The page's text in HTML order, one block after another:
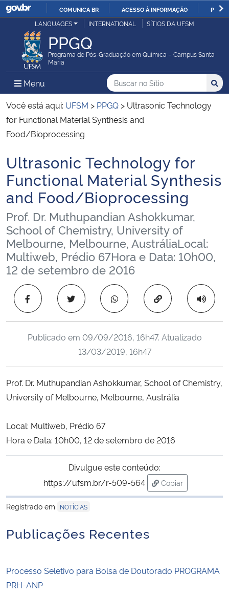
IR
O
COMUNICA BR ACESSO À INFORMAÇÃO
Ministério da Justiça e Segurança Pública
Ministério da Defesa
Ministério das Relações Exteriores
Ministério da Economia
Ministério da Infraestrutura
Ministério da Agricultura, Pecuária e Abastecimento
Ministério da Educação
Ministério da Cidadania
Ministério da Saúde
Ministério de Minas e Energia
Ministério da Ciência, Tecnologia, Inovações e Comunicações
Ministério do Desenvolvimento Regional
Controladoria-Geral da União
Ministério da Mulher, da Família e dos Direitos Humanos
Secretaria-Geral
Secretaria de Governo
Gabinete de Segurança Institucional
Banco Central do Brasil
LANGUAGES INTERNATIONAL SÍTIOS DA UFSM
PPGQ
Programa de Pós-Graduação em Química – Campus Santa
Maria
Menu Menu Principal do Sítio
Busca
Buscar no no Sítio
Busca:
Você está aqui: UFSM > PPGQ > Ultrasonic Technology
for Functional Material Synthesis and
Food/Bioprocessing
Início do conteúdo
Ultrasonic Technology for
Functional Material Synthesis
and Food/Bioprocessing
Prof. Dr. Muthupandian Ashokkumar,
School of Chemistry, University of
Melbourne, Melbourne, AustráliaLocal:
Multiweb, Prédio 67Hora e Data: 10h00,
12 de setembro de 2016
Copiar para área
Publicado em 09/09/2016, 16h47. Atualizado
13/03/2019, 16h47
Prof. Dr. Muthupandian Ashokkumar, School of Chemistry,
University of Melbourne, Melbourne, Austrália
Local: Multiweb, Prédio 67
Hora e Data: 10h00, 12 de setembro de 2016
Divulgue este conteúdo:
https://ufsm.br/r-509-564
Copiar
para área de
Registrado em
NOTÍCIAS
Publicações Recentes
Processo Seletivo para Bolsa de Doutorado PROGRAMA
PRH-ANP